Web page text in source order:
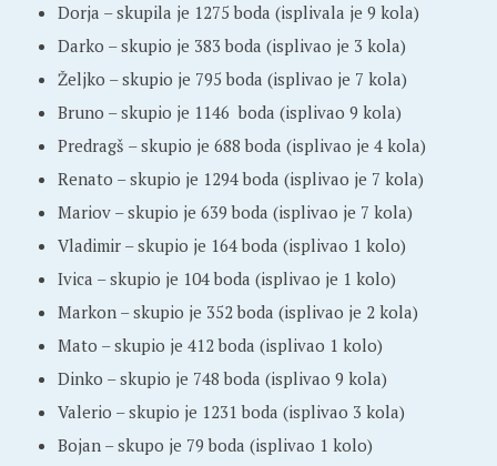
Dorja – skupila je 1275 boda (isplivala je 9 kola)
Darko – skupio je 383 boda (isplivao je 3 kola)
Željko – skupio je 795 boda (isplivao je 7 kola)
Bruno – skupio je 1146 boda (isplivao 9 kola)
Predragš – skupio je 688 boda (isplivao je 4 kola)
Renato – skupio je 1294 boda (isplivao je 7 kola)
Mariov – skupio je 639 boda (isplivao je 7 kola)
Vladimir – skupio je 164 boda (isplivao 1 kolo)
Ivica – skupio je 104 boda (isplivao je 1 kolo)
Markon – skupio je 352 boda (isplivao je 2 kola)
Mato – skupio je 412 boda (isplivao 1 kolo)
Dinko – skupio je 748 boda (isplivao 9 kola)
Valerio – skupio je 1231 boda (isplivao 3 kola)
Bojan – skupo je 79 boda (isplivao 1 kolo)